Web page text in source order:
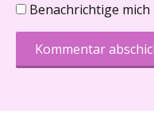
Benachrichtige